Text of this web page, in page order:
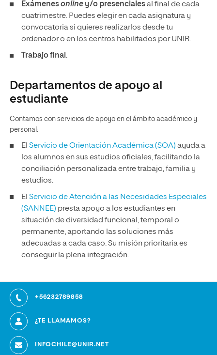
Exámenesonline y/o presencialesal final de cada
cuatrimestre. Puedes elegir en cada asignatura y
convocatoria si quieres realizarlos desde tu
ordenador o en los centros habilitados por UNIR.
Trabajo final .
Departamentos de apoyo al
estudiante
Contamos con servicios de apoyo en el ámbito académico y
personal:
El Servicio de Orientación Académica (SOA) ayuda a
los alumnos en sus estudios oficiales, facilitando la
conciliación personalizada entre trabajo, familia y
estudios.
El Servicio de Atención a las Necesidades Especiales
(SANNEE) presta apoyo a los estudiantes en
situación de diversidad funcional, temporal o
permanente, aportando las soluciones más
adecuadas a cada caso. Su misión prioritaria es
conseguir la plena integración.
+56232789858
¿TE LLAMAMOS?
INFOCHILE@UNIR.NET